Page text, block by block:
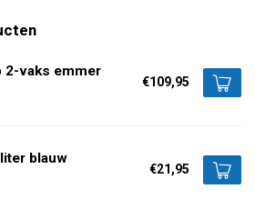
2-vaks emmer
€109,95
blauw
€21,95